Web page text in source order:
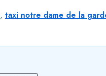
, taxi notre dame de la